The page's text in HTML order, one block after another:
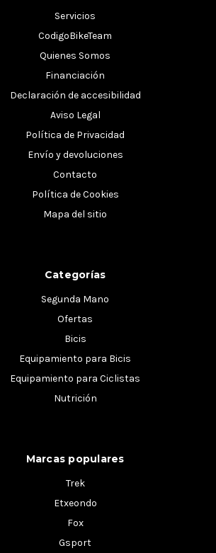
Servicios
CodigoBikeTeam
Quienes Somos
Financiación
Declaración de accesibilidad
Aviso Legal
Política de Privacidad
Envío y devoluciones
Contacto
Política de Cookies
Mapa del sitio
Categorías
Segunda Mano
Ofertas
Bicis
Equipamiento para Bicis
Equipamiento para Ciclistas
Nutrición
Marcas populares
Trek
Etxeondo
Fox
Gsport